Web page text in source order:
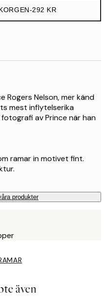
-292 KR
Rogers Nelson, mer känd
mest inflytelserika
av Prince när han
ramar in motivet fint.
produkter
även